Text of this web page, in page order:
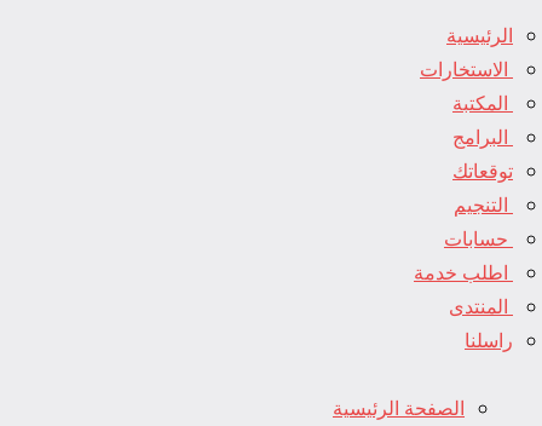
الرئيسية
الاستخارات
المكتبة
البرامج
توقعاتك
التنجيم
حسابات
اطلب خدمة
المنتدى
راسلنا
الصفحة الرئيسية